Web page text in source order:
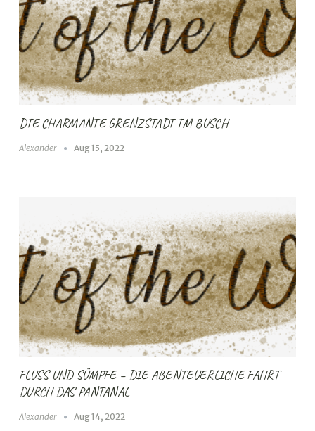
DIE CHARMANTE GRENZSTADT IM BUSCH
Alexander Aug 15, 2022
FLUSS UND SÜMPFE – DIE ABENTEUERLICHE FAHRT
DURCH DAS PANTANAL
Alexander Aug 14, 2022